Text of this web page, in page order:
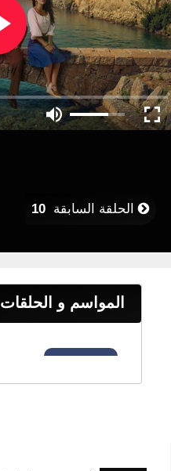
الحلقة السابقة 10
المواسم و الحلقات